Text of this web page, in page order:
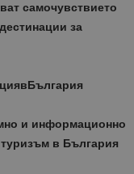
самочувствието
за
и информационно
в България